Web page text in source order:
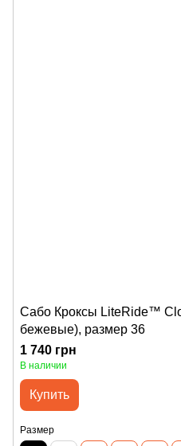
Сабо Кроксы LiteRide™
бежевые), размер 36
1 740 грн
В наличии
Купить
Размер